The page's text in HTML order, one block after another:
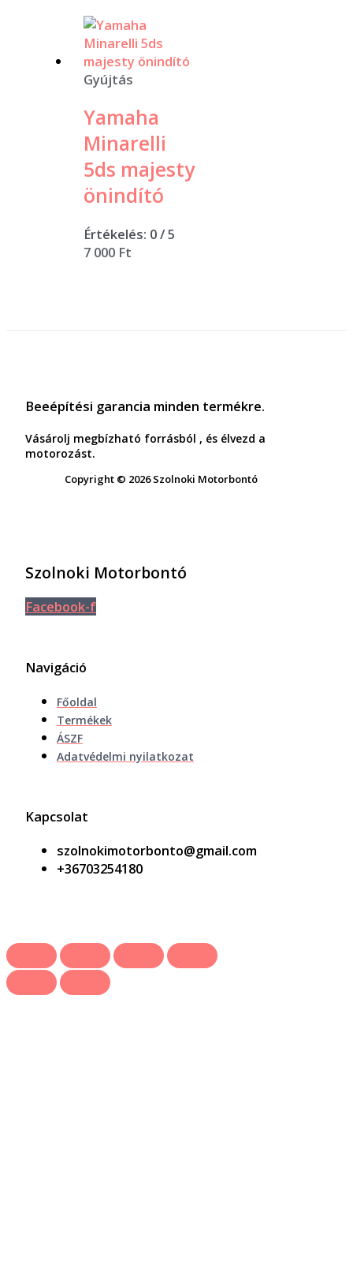
Gyújtás
Yamaha
Minarelli
5ds majesty
önindító
Értékelés: 0/ 5
7 000 Ft
Beeépítési garancia minden termékre.
Vásárolj megbízható forrásból , és élvezd a
motorozást.
Copyright © 2026 Szolnoki Motorbontó
Szolnoki Motorbontó
Facebook-f
Navigáció
Főoldal
Termékek
ÁSZF
Adatvédelmi nyilatkozat
Kapcsolat
szolnokimotorbonto@gmail.com
+36703254180